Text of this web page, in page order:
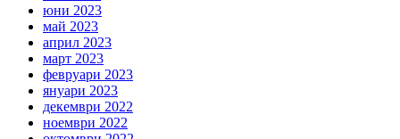
юни 2023
май 2023
април 2023
март 2023
февруари 2023
януари 2023
декември 2022
ноември 2022